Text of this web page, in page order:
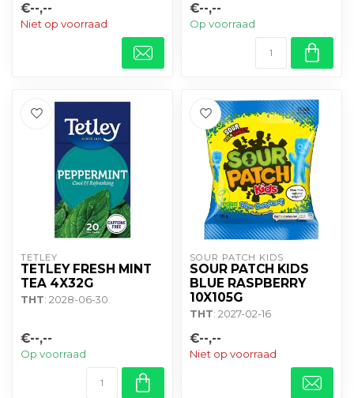
€--,--
Niet op voorraad
€--,--
Op voorraad
TETLEY
TETLEY FRESH MINT
TEA 4X32G
THT: 2028-06-30
€--,--
Op voorraad
SOUR PATCH KIDS
SOUR PATCH KIDS
BLUE RASPBERRY
10X105G
THT: 2027-02-16
€--,--
Niet op voorraad